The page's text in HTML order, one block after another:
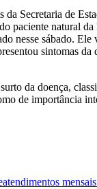
da Secretaria de
paciente natural
nesse sábado. Ele
sintomas da
da doença,
de importância